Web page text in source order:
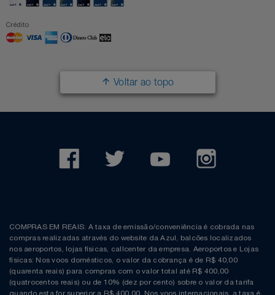
Crédito
Voltar ao topo
COMPRAS EM REAIS: A taxa de emissão/conveniência é cobrada nas
compras realizadas através do website da Azul, balcões localizados
nos aeroportos, lojas físicas, callcenter da empresa. Aeroportos e Lojas
físicas: Nos voos domésticos, o valor da cobrança é de R$ 40,00
(quarenta reais) para compras com o valor total até R$ 400,00
(quatrocentos reais) ou de 10% (dez por cento) sobre o valor da tarifa
quando esta for superior a R$ 400,00. Nos voos internacionais, a taxa é